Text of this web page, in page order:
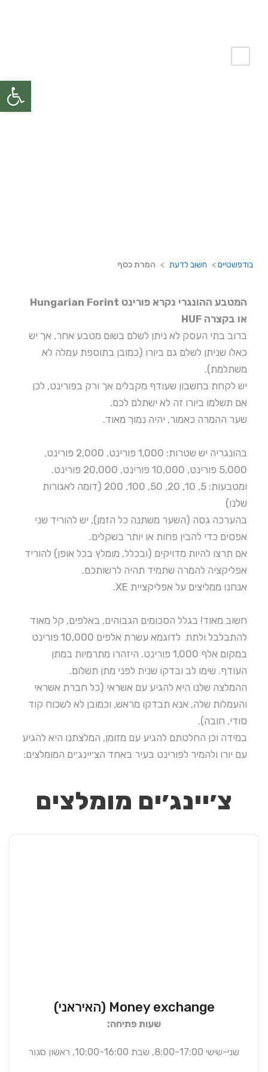
בודפשטיים> חשוב לדעת > המרת כסף
המטבע ההונגרי נקרא פורינט Hungarian Forint
או בקצרה HUF
ברוב בתי העסק לא ניתן לשלם בשום מטבע אחר, אך יש
כאלו שניתן לשלם גם ביורו (כמובן בתוספת עמלה לא
משתלמת).
יש לקחת בחשבון שעודף מקבלים אך ורק בפורינט, לכן
אם תשלמו ביורו זה לא ישתלם לכם.
שער ההמרה כאמור, יהיה נמוך מאוד.
בהונגריה יש שטרות: 1,000 פורינט, 2,000 פורינט,
5,000 פורינט, 10,000 פורינט, 20,000 פורינט.
ומטבעות: 5, 10, 20, 50, 100, 200 (דומה לאגורות
שלנו)
בהערכה גסה (השער משתנה כל הזמן), יש להוריד שני
אפסים כדי להבין פחות או יותר בשקלים.
אם תרצו להיות מדויקים (ובכלל, מומלץ בכל אופן) להוריד
אפליקציה להמרה שתמיד תהיה לרשותכם.
אנחנו ממליצים על אפליקציית XE.
חשוב מאוד! בגלל הסכומים הגבוהים, באלפים, קל מאוד
להתבלבל ולתת לדוגמא עשרת אלפים 10,000 פורינט
במקום אלף 1,000 פורינט. היזהרו מתרמיות במתן
העודף. שימו לב ובדקו שנית לפני מתן תשלום.
ההמלצה שלנו היא להגיע עם אשראי (כל חברת אשראי
והעמלות שלה, אנא תבדקו מראש, וכמובן לא לשכוח קוד
סודי, חובה).
במידה וכן החלטתם להגיע עם מזומן, המלצתנו היא להגיע
עם יורו ולהמיר לפורינט בעיר באחד הצ׳יינג׳ים המומלצים:
צ׳יינג׳ים מומלצים
Money exchange (האיראני)
שעות פתיחה:
שני-שישי 8:00-17:00, שבת 10:00-16:00, ראשון סגור